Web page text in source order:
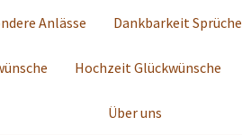
Anlässe Dankbarkeit Sprüche
Hochzeit Glückwünsche
Über uns